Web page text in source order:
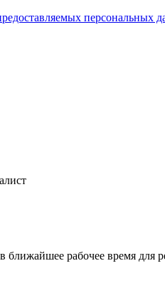
персональных
рабочее время для